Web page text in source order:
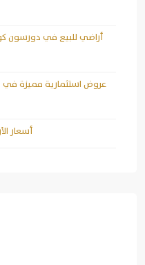
أراضي للبيع في دورسون
عروض استثمارية مميزة
أسعار